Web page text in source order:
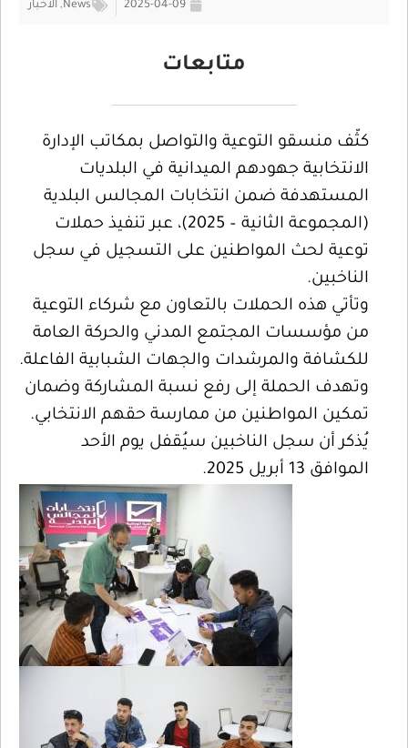
2025-04-09
News
, الأخبار
متابعات
كثّف منسقو التوعية والتواصل بمكاتب الإدارة
الانتخابية جهودهم الميدانية في البلديات
المستهدفة ضمن انتخابات المجالس البلدية
(المجموعة الثانية – 2025)، عبر تنفيذ حملات
توعية لحث المواطنين على التسجيل في سجل
الناخبين.
وتأتي هذه الحملات بالتعاون مع شركاء التوعية
من مؤسسات المجتمع المدني والحركة العامة
للكشافة والمرشدات والجهات الشبابية الفاعلة.
وتهدف الحملة إلى رفع نسبة المشاركة وضمان
تمكين المواطنين من ممارسة حقهم الانتخابي.
يُذكر أن سجل الناخبين سيُقفل يوم الأحد
الموافق 13 أبريل 2025.